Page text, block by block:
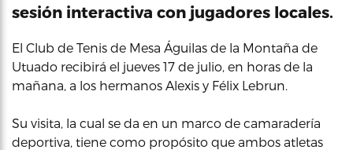
sesión interactiva con jugadores locales.
El Club de Tenis de Mesa Águilas de la Montaña de
Utuado recibirá el jueves 17 de julio, en horas de la
mañana, a los hermanos Alexis y Félix Lebrun.
Su visita, la cual se da en un marco de camaradería
deportiva, tiene como propósito que ambos atletas